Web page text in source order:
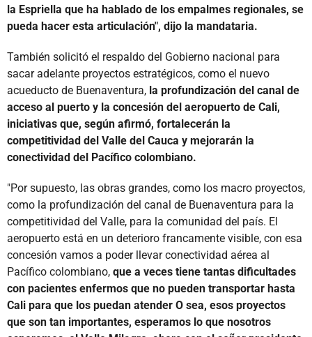
la Espriella que ha hablado de los empalmes regionales, se
pueda hacer esta articulación", dijo la mandataria.
También solicitó el respaldo del Gobierno nacional para
sacar adelante proyectos estratégicos, como el nuevo
acueducto de Buenaventura, la profundización del canal de
acceso al puerto y la concesión del aeropuerto de Cali,
iniciativas que, según afirmó, fortalecerán la
competitividad del Valle del Cauca y mejorarán la
conectividad del Pacífico colombiano.
"Por supuesto, las obras grandes, como los macro proyectos,
como la profundización del canal de Buenaventura para la
competitividad del Valle, para la comunidad del país. El
aeropuerto está en un deterioro francamente visible, con esa
concesión vamos a poder llevar conectividad aérea al
Pacífico colombiano, que a veces tiene tantas dificultades
con pacientes enfermos que no pueden transportar hasta
Cali para que los puedan atender O sea, esos proyectos
que son tan importantes, esperamos lo que nosotros